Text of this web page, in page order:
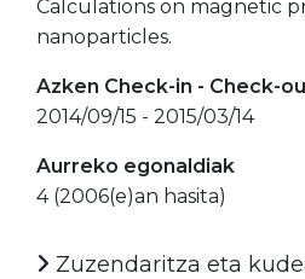
Calculations on magnetic
nanoparticles.
Azken Check-in - Check-
2014/09/15 - 2015/03/14
Aurreko egonaldiak
4 (2006(e)an hasita)
Zuzendaritza eta